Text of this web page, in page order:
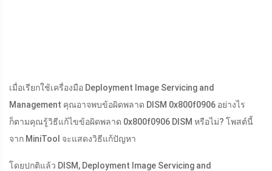
เมื่อเรียกใช้เครื่องมือ Deployment Image Servicing and
Management คุณอาจพบข้อผิดพลาด DISM 0x800f0906 อย่างไร
ก็ตามคุณรู้วิธีแก้ไขข้อผิดพลาด 0x800f0906 DISM หรือไม่? โพสต์นี้
จาก MiniTool จะแสดงวิธีแก้ปัญหา
โดยปกติแล้ว DISM, Deployment Image Servicing and